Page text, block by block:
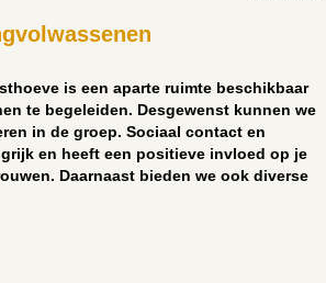
is een aparte ruimte beschikbaar
te begeleiden. Desgewenst kunnen we
in de groep. Sociaal contact en
en heeft een positieve invloed op je
Daarnaast bieden we ook diverse